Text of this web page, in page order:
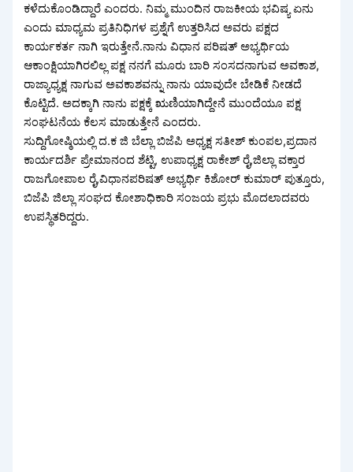
ಕಳೆದುಕೊಂಡಿದ್ದಾರೆ ಎಂದರು. ನಿಮ್ಮ ಮುಂದಿನ ರಾಜಕೀಯ ಭವಿಷ್ಯ ಏನು
ಎಂದು ಮಾಧ್ಯಮ ಪ್ರತಿನಿಧಿಗಳ ಪ್ರಶ್ನೆಗೆ ಉತ್ತರಿಸಿದ ಅವರು ಪಕ್ಷದ
ಕಾರ್ಯಕರ್ತ ನಾಗಿ ಇರುತ್ತೇನೆ.ನಾನು ವಿಧಾನ ಪರಿಷತ್ ಅಭ್ಯರ್ಥಿಯ
ಆಕಾಂಕ್ಷಿಯಾಗಿರಲಿಲ್ಲ ಪಕ್ಷ ನನಗೆ ಮೂರು ಬಾರಿ ಸಂಸದನಾಗುವ ಅವಕಾಶ,
ರಾಜ್ಯಾಧ್ಯಕ್ಷ ನಾಗುವ ಅವಕಾಶವನ್ನು ನಾನು ಯಾವುದೇ ಬೇಡಿಕೆ ನೀಡದೆ
ಕೊಟ್ಟಿದೆ. ಅದಕ್ಕಾಗಿ ನಾನು ಪಕ್ಷಕ್ಕೆ ಋಣಿಯಾಗಿದ್ದೇನೆ ಮುಂದೆಯೂ ಪಕ್ಷ
ಸಂಘಟನೆಯ ಕೆಲಸ ಮಾಡುತ್ತೇನೆ ಎಂದರು.
ಸುದ್ದಿಗೋಷ್ಠಿಯಲ್ಲಿ ದ.ಕ ಜಿ ಬೆಲ್ಲಾ ಬಿಜೆಪಿ ಅಧ್ಯಕ್ಷ ಸತೀಶ್ ಕುಂಪಲ,ಪ್ರದಾನ
ಕಾರ್ಯದರ್ಶಿ ಪ್ರೇಮಾನಂದ ಶೆಟ್ಟಿ, ಉಪಾಧ್ಯಕ್ಷ ರಾಕೇಶ್ ರೈ,ಜಿಲ್ಲಾ ವಕ್ತಾರ
ರಾಜಗೋಪಾಲ ರೈ,ವಿಧಾನಪರಿಷತ್ ಅಭ್ಯರ್ಥಿ ಕಿಶೋರ್ ಕುಮಾರ್ ಪುತ್ತೂರು,
ಬಿಜೆಪಿ ಜಿಲ್ಲಾ ಸಂಘದ ಕೋಶಾಧಿಕಾರಿ ಸಂಜಯ ಪ್ರಭು ಮೊದಲಾದವರು
ಉಪಸ್ಥಿತರಿದ್ದರು.